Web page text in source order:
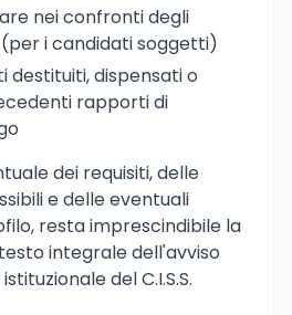
nei confronti degli
i candidati soggetti)
destituiti, dispensati o
rapporti di
dei requisiti, delle
e delle eventuali
resta imprescindibile la
integrale dell'avviso
del C.I.S.S.